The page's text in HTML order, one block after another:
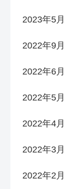
2023年5月
2022年9月
2022年6月
2022年5月
2022年4月
2022年3月
2022年2月